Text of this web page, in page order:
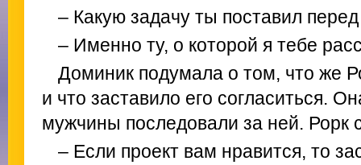
– Какую задачу ты поставил
– Именно ту, о которой я тебе
Доминик подумала о том, что же
и что заставило его согласиться.
мужчины последовали за ней. Рорк
– Если проект вам нравится, то